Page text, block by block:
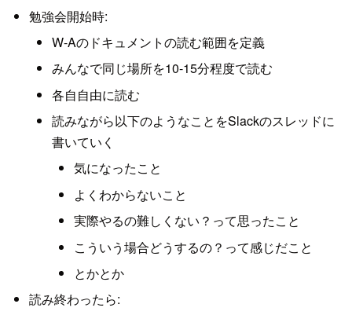
勉強会開始時:
W-Aのドキュメントの読む範囲を定義
みんなで同じ場所を10-15分程度で読む
各自自由に読む
読みながら以下のようなことをSlackのスレッドに
書いていく
気になったこと
よくわからないこと
実際やるの難しくない？って思ったこと
こういう場合どうするの？って感じだこと
とかとか
読み終わったら: